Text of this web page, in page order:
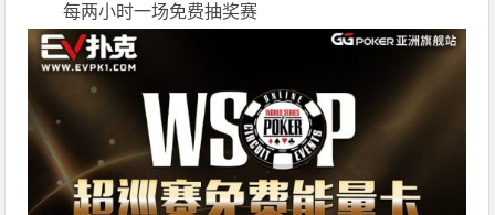
每两小时一场免费抽奖赛